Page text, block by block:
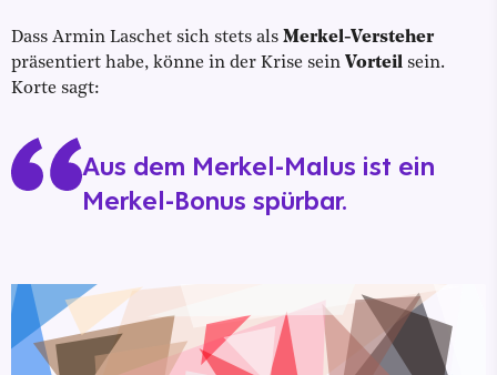
Dass Armin Laschet sich stets als Merkel-Versteher
präsentiert habe, könne in der Krise sein Vorteil sein.
Korte sagt:
Aus dem Merkel-Malus ist ein
Merkel-Bonus spürbar.